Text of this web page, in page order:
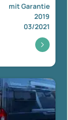
mit Garantie
2019
03/2021